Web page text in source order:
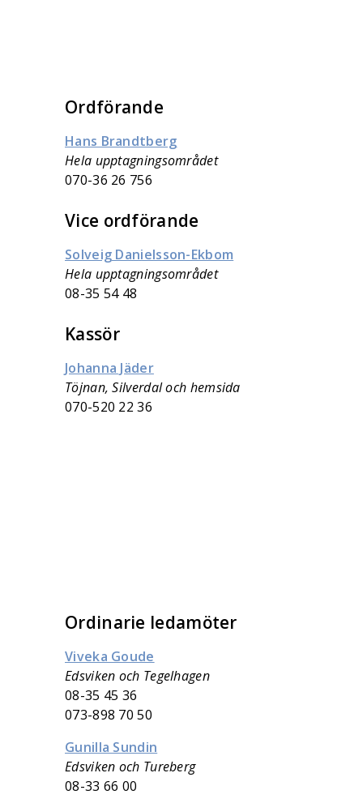
Ordförande
Hans Brandtberg
Hela upptagningsområdet
070-36 26 756
Vice ordförande
Solveig Danielsson-Ekbom
Hela upptagningsområdet
08-35 54 48
Kassör
Johanna Jäder
Töjnan, Silverdal och hemsida
070-520 22 36
Ordinarie ledamöter
Viveka Goude
Edsviken och Tegelhagen
08-35 45 36
073-898 70 50
Gunilla Sundin
Edsviken och Tureberg
08-33 66 00